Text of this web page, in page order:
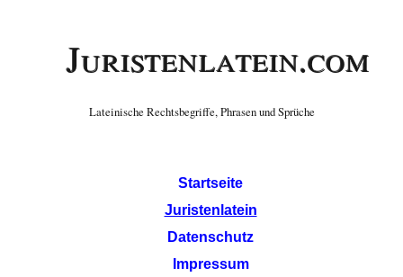
Juristenlatein.com
Lateinische Rechtsbegriffe, Phrasen und Sprüche
Startseite
Juristenlatein
Datenschutz
Impressum